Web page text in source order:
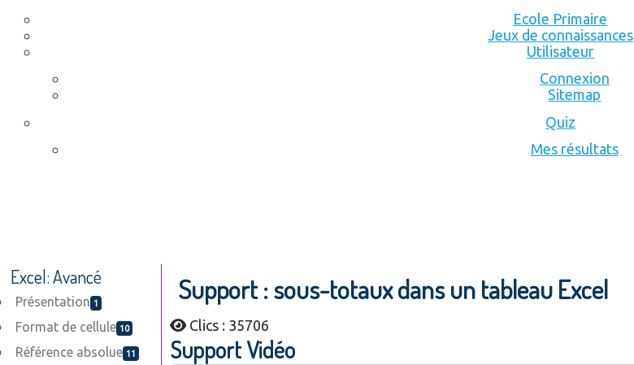
Ecole Primaire
Jeux de connaissances
Utilisateur
Connexion
Sitemap
Quiz
Mes résultats
Excel: Avancé
Présentation 1
Format de cellule 10
Référence absolue 11
Support : sous-totaux dans un tableau Excel
Clics : 35706
Support Vidéo